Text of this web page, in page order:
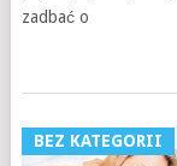
zadbać o
BEZ KATEGORII